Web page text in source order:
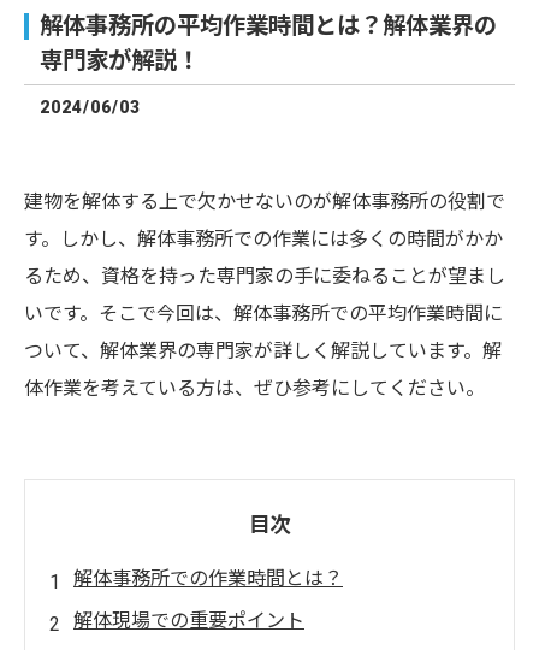
解体事務所の平均作業時間とは？解体業界の
専門家が解説！
2024/06/03
建物を解体する上で欠かせないのが解体事務所の役割で
す。しかし、解体事務所での作業には多くの時間がかか
るため、資格を持った専門家の手に委ねることが望まし
いです。そこで今回は、解体事務所での平均作業時間に
ついて、解体業界の専門家が詳しく解説しています。解
体作業を考えている方は、ぜひ参考にしてください。
目次
解体事務所での作業時間とは？
解体現場での重要ポイント